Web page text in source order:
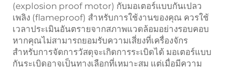
(explosion proof motor) กับมอเตอร์แบบกันเปลว
เพลิง (flameproof) สำหรับการใช้งานของคุณ ควรใช้
เวลาประเมินอันตรายจากสภาพแวดล้อมอย่างรอบคอบ
หากคุณไม่สามารถยอมรับความเสี่ยงที่เครื่องจักร
สำหรับการจัดการวัสดุจะเกิดการระเบิดได้ มอเตอร์แบบ
กันระเบิดอาจเป็นทางเลือกที่เหมาะสม แต่เมื่อมีความ